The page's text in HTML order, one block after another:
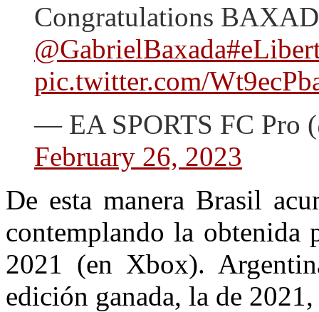
Congratulations
@GabrielBaxada
pic.twitter.com/
— EA SPORTS FC Pro
February 26, 2023
De esta manera Brasil
contemplando la obtenida
2021 (en Xbox).
edición ganada, la de